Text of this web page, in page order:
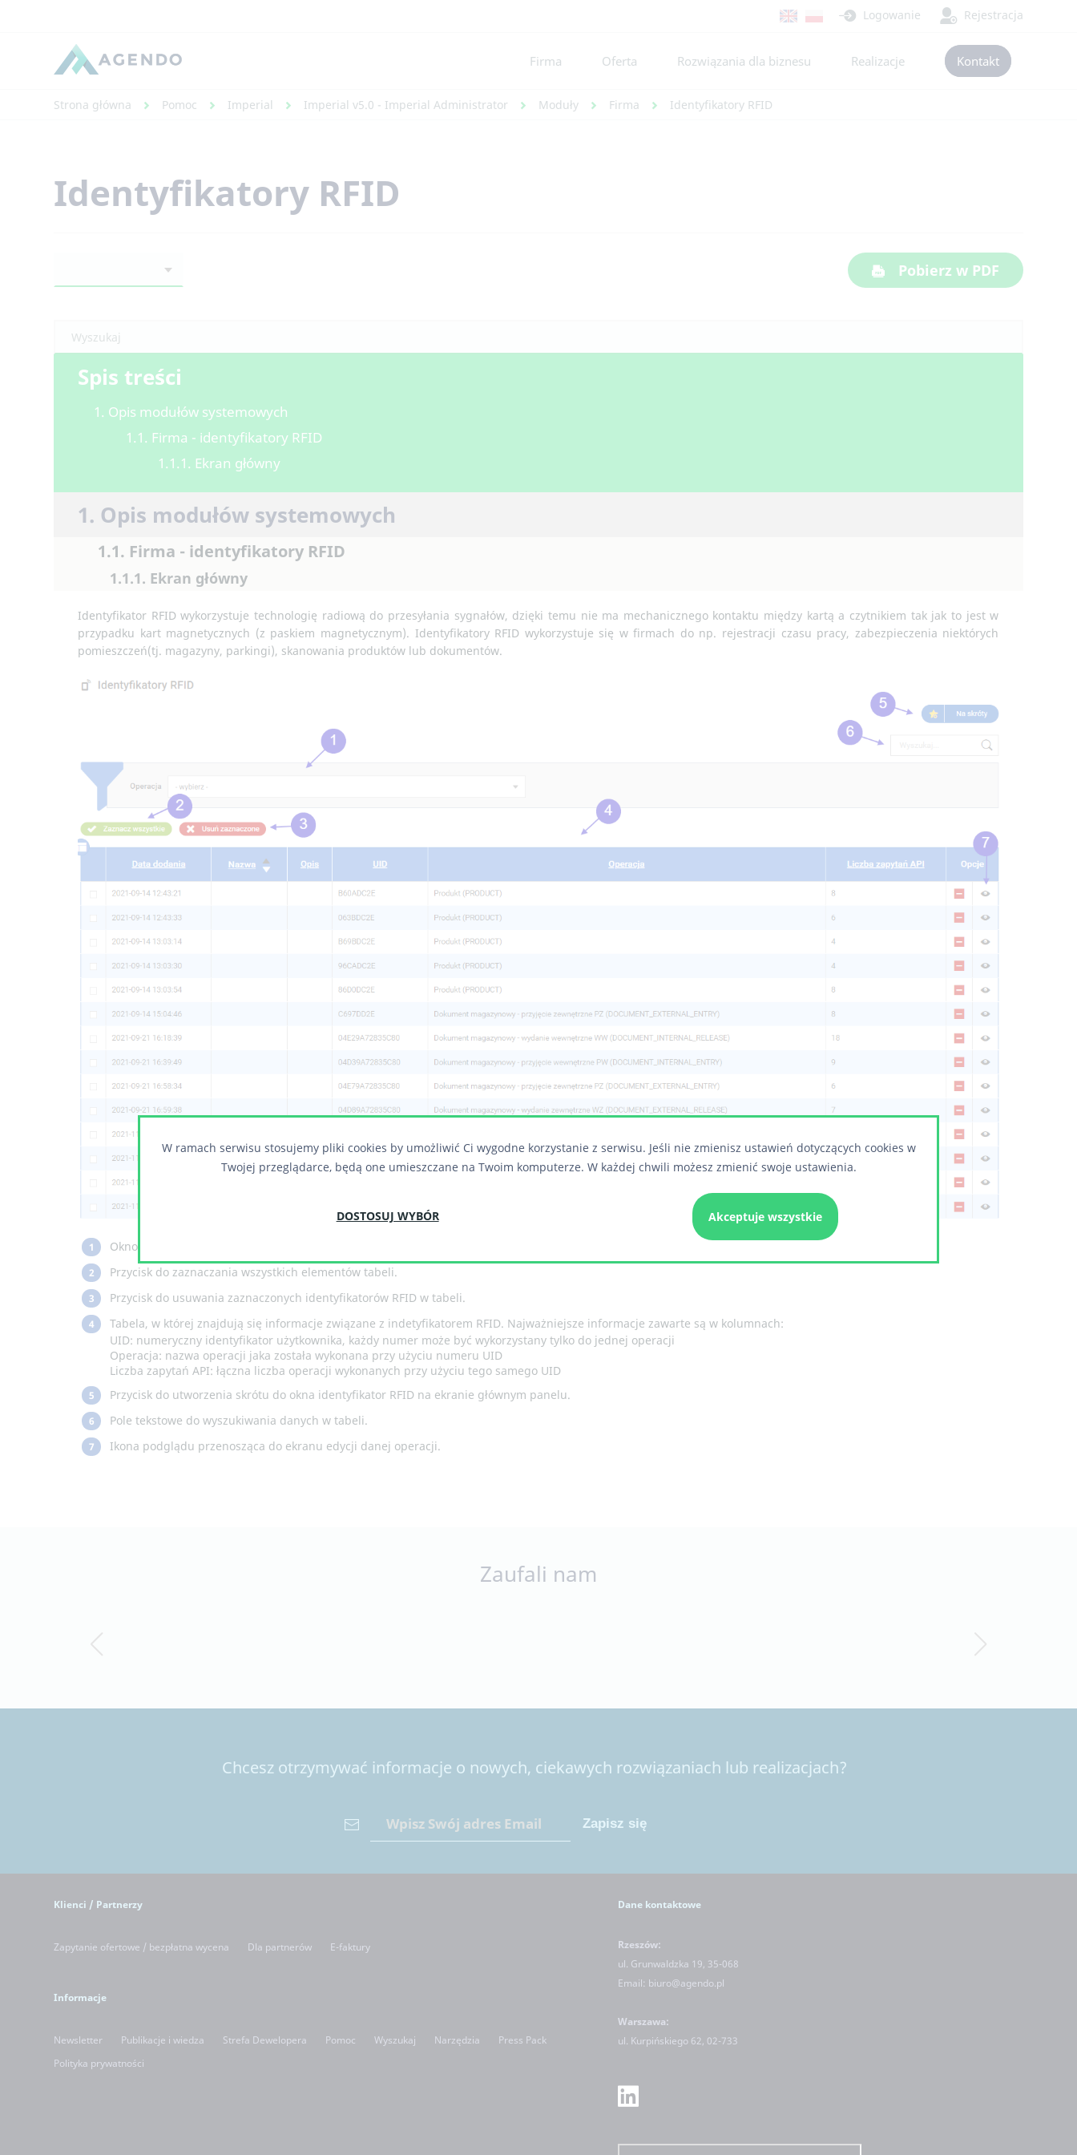
Logowanie Rejestracja
Firma Oferta Rozwiązania dla biznesu Realizacje Kontakt
Strona główna Pomoc Imperial Imperial v5.0 - Imperial Administrator Moduły Firma Identyfikatory RFID
Identyfikatory RFID
Pobierz w PDF
Spis treści
1. Opis modułów systemowych
1.1. Firma - identyfikatory RFID
1.1.1. Ekran główny
1. Opis modułów systemowych
1.1. Firma - identyfikatory RFID
1.1.1. Ekran główny
Identyfikator RFID wykorzystuje technologię radiową do przesyłania sygnałów, dzięki temu nie ma mechanicznego kontaktu między kartą a czytnikiem tak jak to jest w
przypadku kart magnetycznych (z paskiem magnetycznym). Identyfikatory RFID wykorzystuje się w firmach do np. rejestracji czasu pracy, zabezpieczenia niektórych
pomieszczeń(tj. magazyny, parkingi), skanowania produktów lub dokumentów.
1 Okno z filtrami możliwymi do zastosowania w tabeli.
2 Przycisk do zaznaczania wszystkich elementów tabeli.
3 Przycisk do usuwania zaznaczonych identyfikatorów RFID w tabeli.
4
Tabela, w której znajdują się informacje związane z indetyfikatorem RFID. Najważniejsze informacje zawarte są w kolumnach:
UID: numeryczny identyfikator użytkownika, każdy numer może być wykorzystany tylko do jednej operacji
Operacja: nazwa operacji jaka została wykonana przy użyciu numeru UID
Liczba zapytań API: łączna liczba operacji wykonanych przy użyciu tego samego UID
5 Przycisk do utworzenia skrótu do okna identyfikator RFID na ekranie głównym panelu.
6 Pole tekstowe do wyszukiwania danych w tabeli.
7 Ikona podglądu przenosząca do ekranu edycji danej operacji.
Zaufali nam
Chcesz otrzymywać informacje o nowych, ciekawych rozwiązaniach lub realizacjach?
Klienci / Partnerzy
Zapytanie ofertowe / bezpłatna wycena Dla partnerów E-faktury
Informacje
Newsletter Publikacje i wiedza Strefa Dewelopera Pomoc Wyszukaj Narzędzia
Press Pack
Polityka prywatności
Dane kontaktowe
Rzeszów:
ul. Grunwaldzka 19, 35-068
Email: biuro@agendo.pl
Warszawa:
ul. Kurpińskiego 62, 02-733
W ramach serwisu stosujemy pliki cookies by umożliwić Ci wygodne korzystanie z serwisu. Jeśli nie zmienisz ustawień dotyczących cookies w
Twojej przeglądarce, będą one umieszczane na Twoim komputerze. W każdej chwili możesz zmienić swoje ustawienia.
DOSTOSUJ WYBÓR Akceptuje wszystkie